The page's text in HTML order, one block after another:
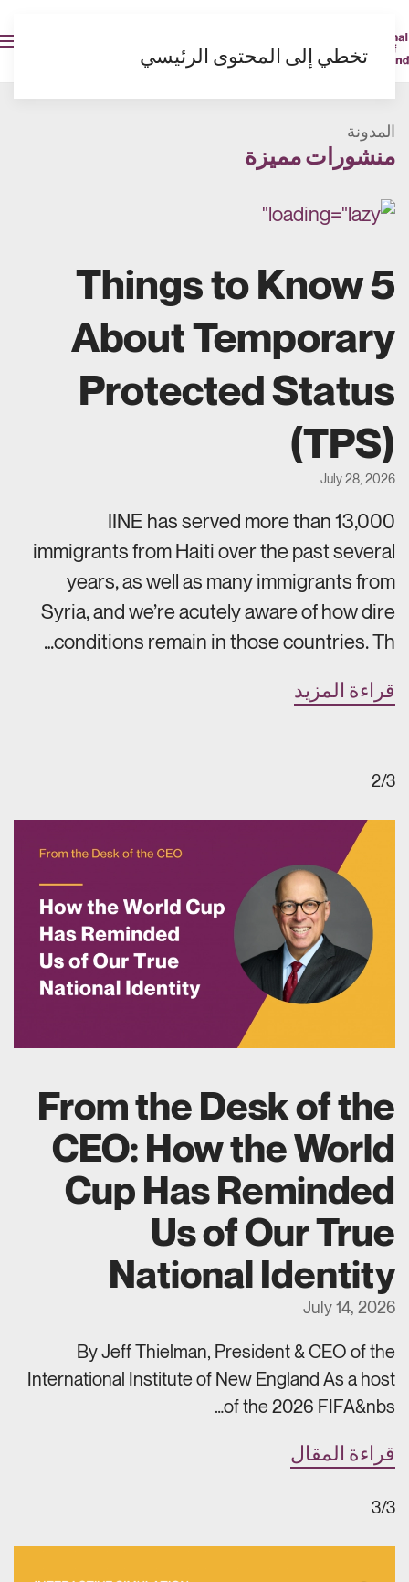
تخطي إلى المحتوى الرئيسي
المدونة
منشورات مميزة
5 Things to Know
About Temporary
Protected Status
(TPS)
July 28, 2026
IINE has served more than 13,000
immigrants from Haiti over the past several
years, as well as many immigrants from
Syria, and we’re acutely aware of how dire
conditions remain in those countries. Th…
قراءة المزيد
2/3
From the Desk of the
CEO: How the World
Cup Has Reminded
Us of Our True
National Identity
July 14, 2026
By Jeff Thielman, President & CEO of the
International Institute of New England As a host
of the 2026 FIFA&nbs…
قراءة المقال
3/3